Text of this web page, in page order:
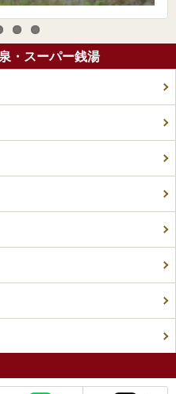
・スーパー銭湯